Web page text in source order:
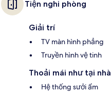
Tiện nghi phòng
Giải trí
TV màn hình phẳng
Truyền hình vệ tinh
Thoải mái như tại nhà
Hệ thống sưởi ẩm